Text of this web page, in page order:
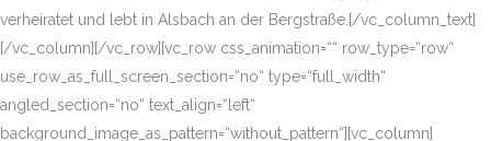
verheiratet und lebt in Alsbach an der Bergstraße.[/vc_column_text]
[/vc_column][/vc_row][vc_row css_animation=““ row_type=“row“
use_row_as_full_screen_section=“no“ type=“full_width“
angled_section=“no“ text_align=“left“
background_image_as_pattern=“without_pattern“][vc_column]